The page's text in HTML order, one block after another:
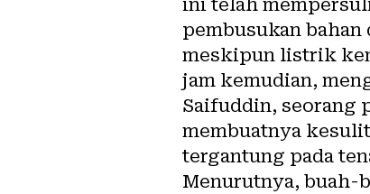
pembusukan bahan
meskipun listrik
jam kemudian,
Saifuddin, seorang
membuatnya
tergantung pada
Menurutnya, buah-